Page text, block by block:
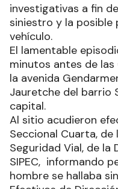
investigativas a fin
siniestro y la
vehículo.
El lamentable
minutos antes de las
la avenida
Jauretche del barrio
capital.
Al sitio acudieron
Seccional Cuarta, de
Seguridad Vial, de la
SIPEC, informando
hombre se hallaba